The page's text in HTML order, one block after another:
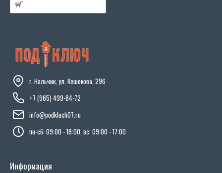
г. Нальчик, ул. Кешокова, 296
+7 (965) 499-84-72
info@podkluch07.ru
пн-сб: 09:00 - 18:00, вс: 09:00 - 17:00
Информация